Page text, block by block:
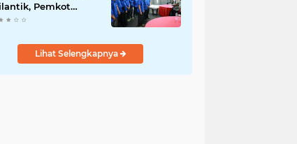
Pemkot
Sinergi dan
Lihat Selengkapnya